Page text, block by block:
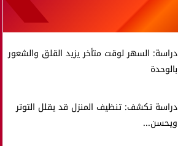
دراسة: السهر لوقت متأخر يزيد القلق والشعور
بالوحدة
دراسة تكشف: تنظيف المنزل قد يقلل التوتر
ويحسن...